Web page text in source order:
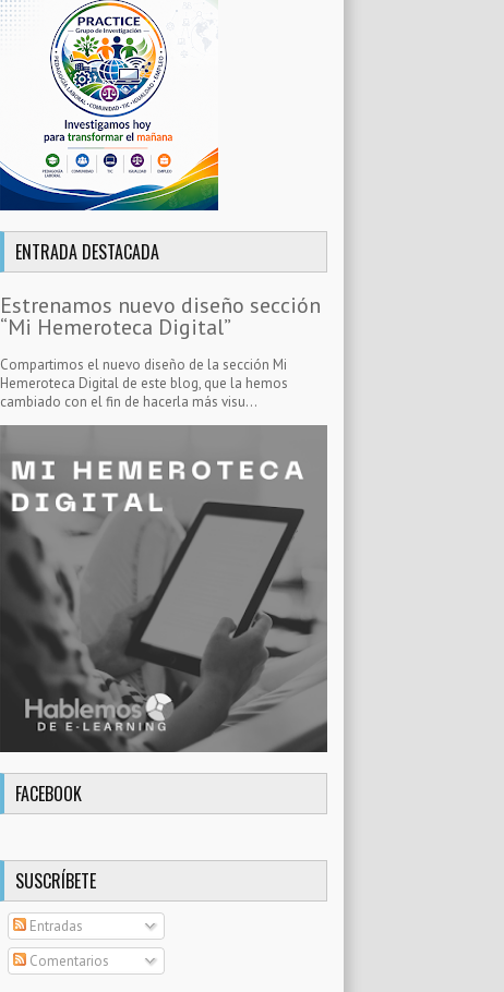
ENTRADA DESTACADA
Estrenamos nuevo diseño sección
“Mi Hemeroteca Digital”
Compartimos el nuevo diseño de la sección Mi
Hemeroteca Digital de este blog, que la hemos
cambiado con el fin de hacerla más visu...
FACEBOOK
SUSCRÍBETE
Entradas
Comentarios